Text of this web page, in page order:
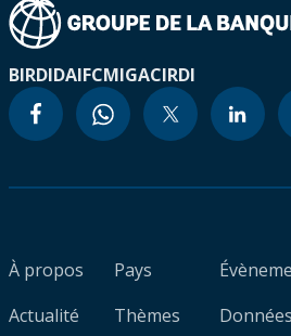
BIRDIDAIFCMIGACIRDI
À propos
Actualité
Pays
Thèmes
Données